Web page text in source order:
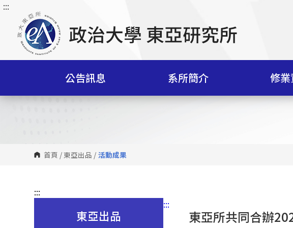
跳
內
塊
:::
公告訊息 系所簡介 修
首頁 /東亞出品 / 活動成果
:::
東亞出品
:::
東亞所共同合辦